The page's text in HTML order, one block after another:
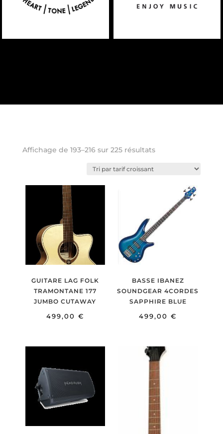
Affichage de 193–216 sur 225 résultatsTrié
GUITARE LAG FOLK
TRAMONTANE 177
JUMBO CUTAWAY
499,00 €
BASSE IBANEZ
SOUNDGEAR 4CORDES
SAPPHIRE BLUE
499,00€